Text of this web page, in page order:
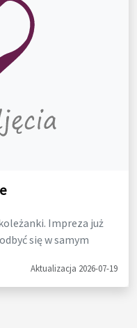
Impreza już
się w samym
Aktualizacja 2026-07-19